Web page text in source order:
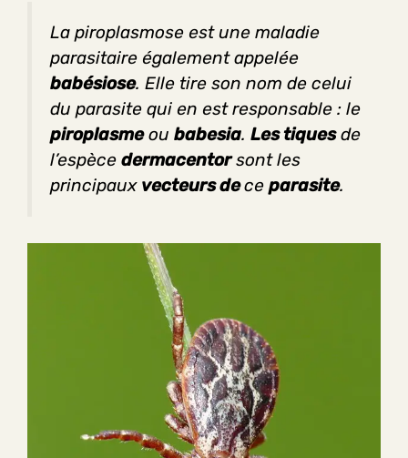
La piroplasmose est une maladie
parasitaire également appelée
babésiose. Elle tire son nom de celui
du parasite qui en est responsable : le
piroplasmeou babesia. Les tiquesde
l’espèce dermacentorsont les
principaux vecteurs dece parasite.